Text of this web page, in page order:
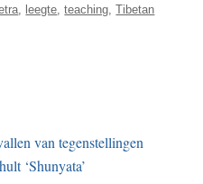
, leegte,teaching,Tibetan
van tegenstellingen
‘Shunyata’